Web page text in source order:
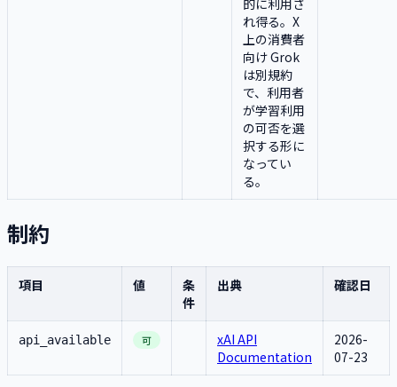
的に利用さ
れ得る。X
上の消費者
向け Grok
は別規約
で、利用者
が学習利用
の可否を選
択する形に
なってい
る。
制約
項目 値
条
件
出典 確認日
api_available 可
xAI API
Documentation
2026-
07-23